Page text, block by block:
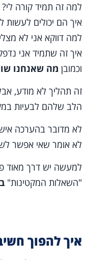
למה זה תמיד קורה לי?
איך הם יכולים לעשות
למה דווקא אני לא
איך זה שתמיד אני
וכמובן מה שאנחנו
זה תהליך לא מודע,
הלב שלהם לבעיות
לא מדובר בהערכה
לא אומר שאי אפשר
למעשה יש דרך מאוד
"השאלות המקטינות"
איך להפוך